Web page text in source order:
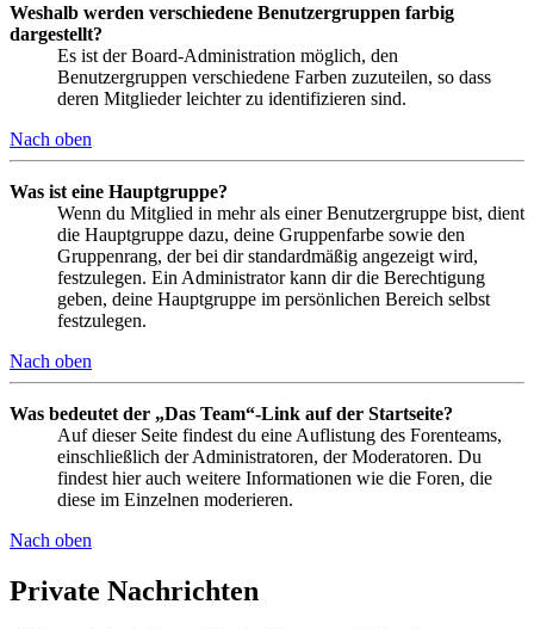
Weshalb werden verschiedene Benutzergruppen farbig
dargestellt?
Es ist der Board-Administration möglich, den
Benutzergruppen verschiedene Farben zuzuteilen, so dass
deren Mitglieder leichter zu identifizieren sind.
Nach oben
Was ist eine Hauptgruppe?
Wenn du Mitglied in mehr als einer Benutzergruppe bist, dient
die Hauptgruppe dazu, deine Gruppenfarbe sowie den
Gruppenrang, der bei dir standardmäßig angezeigt wird,
festzulegen. Ein Administrator kann dir die Berechtigung
geben, deine Hauptgruppe im persönlichen Bereich selbst
festzulegen.
Nach oben
Was bedeutet der „Das Team“-Link auf der Startseite?
Auf dieser Seite findest du eine Auflistung des Forenteams,
einschließlich der Administratoren, der Moderatoren. Du
findest hier auch weitere Informationen wie die Foren, die
diese im Einzelnen moderieren.
Nach oben
Private Nachrichten